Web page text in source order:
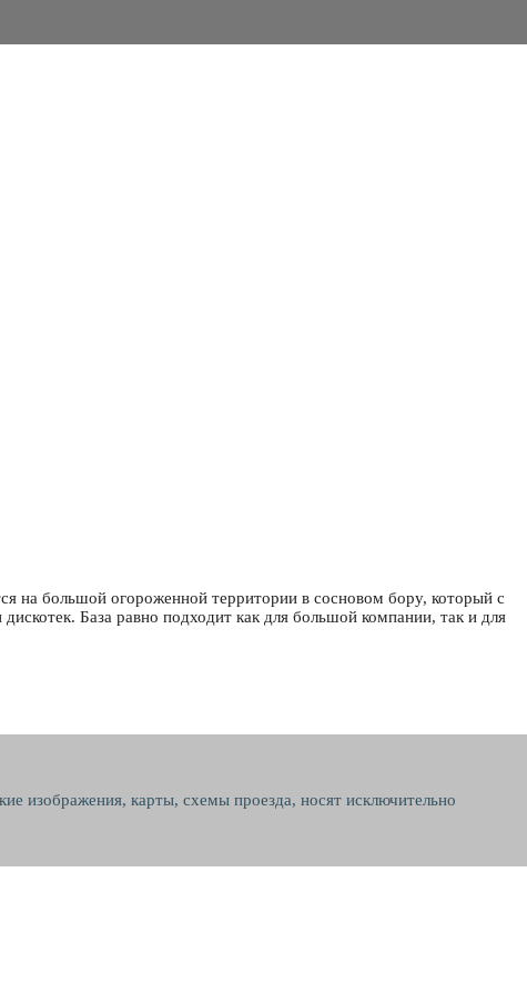
на большой огороженной территории в сосновом бору, который с
База равно подходит как для большой компании, так и для
изображения, карты, схемы проезда, носят исключительно